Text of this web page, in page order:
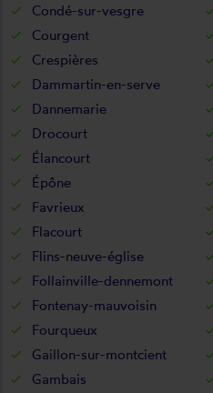
Condé-sur-vesgre
Courgent
Crespières
Dammartin-en-serve
Dannemarie
Drocourt
Élancourt
Épône
Favrieux
Flacourt
Flins-neuve-église
Follainville-dennemont
Fontenay-mauvoisin
Fourqueux
Gaillon-sur-montcient
Gambais